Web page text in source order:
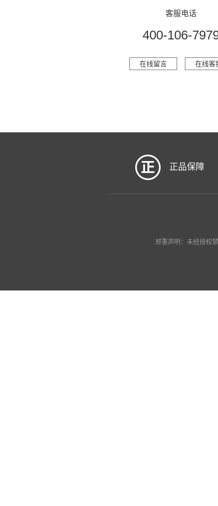
客服电话
400-106-
在线留言 在线客
正品保障
郑重声明：未经授权